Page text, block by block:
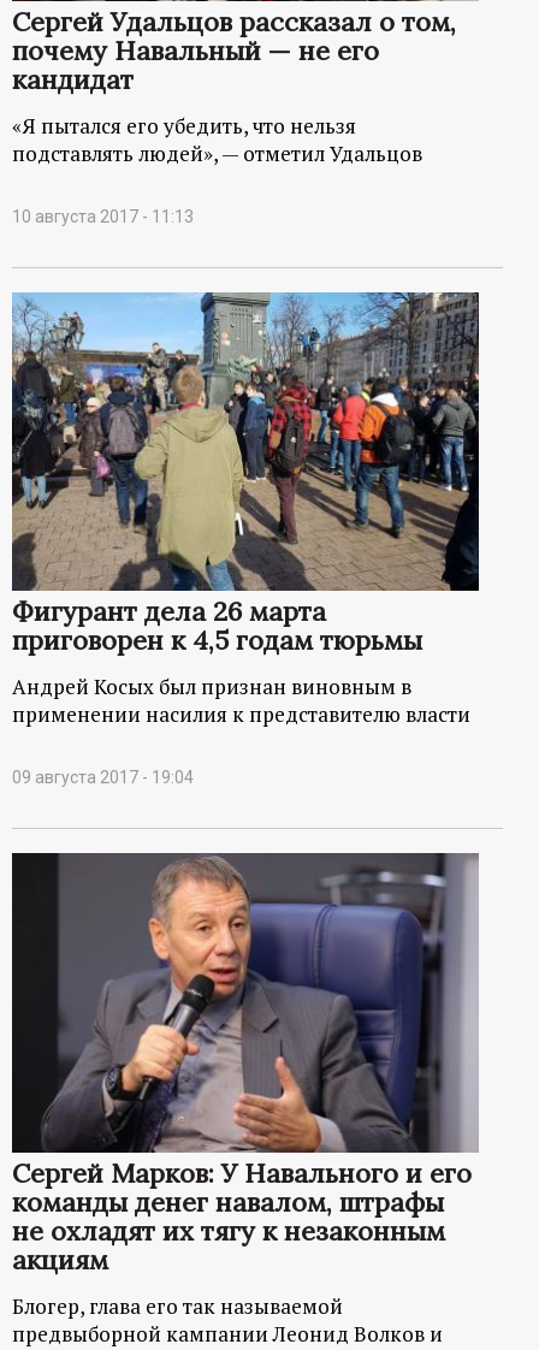
Сергей Удальцов рассказал о том,
почему Навальный — не его
кандидат
«Я пытался его убедить, что нельзя
подставлять людей», — отметил Удальцов
10 августа 2017 - 11:13
Фигурант дела 26 марта
приговорен к 4,5 годам тюрьмы
Андрей Косых был признан виновным в
применении насилия к представителю власти
09 августа 2017 - 19:04
Сергей Марков: У Навального и его
команды денег навалом, штрафы
не охладят их тягу к незаконным
акциям
Блогер, глава его так называемой
предвыборной кампании Леонид Волков и